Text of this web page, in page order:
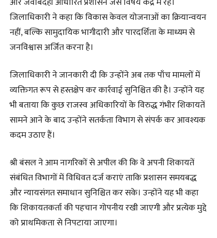
जिलाधिकारी ने कहा कि विकास केवल योजनाओं का क्रियान्वयन
नहीं, बल्कि सामुदायिक भागीदारी और पारदर्शिता के माध्यम से
जनविश्वास अर्जित करना है।
जिलाधिकारी ने जानकारी दी कि उन्होंने अब तक पाँच मामलों में
व्यक्तिगत रूप से हस्तक्षेप कर कार्रवाई सुनिश्चित की है। उन्होंने यह
भी बताया कि कुछ राजस्व अधिकारियों के विरुद्ध गंभीर शिकायतें
सामने आने के बाद उन्होंने सतर्कता विभाग से संपर्क कर आवश्यक
कदम उठाए हैं।
श्री बंसल ने आम नागरिकों से अपील की कि वे अपनी शिकायतें
संबंधित विभागों में विधिवत दर्ज कराएं ताकि प्रशासन समयबद्ध
और न्यायसंगत समाधान सुनिश्चित कर सके। उन्होंने यह भी कहा
कि शिकायतकर्ता की पहचान गोपनीय रखी जाएगी और प्रत्येक मुद्दे
को प्राथमिकता से निपटाया जाएगा।